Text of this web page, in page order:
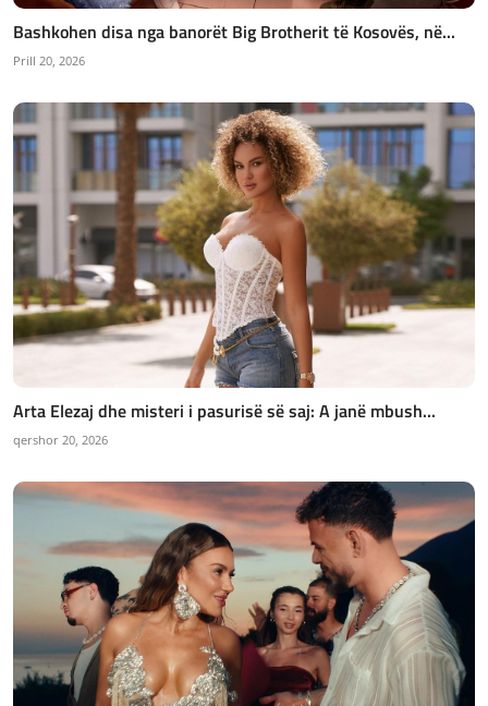
Bashkohen disa nga banorët Big Brotherit të Kosovës, në...
Prill 20, 2026
Arta Elezaj dhe misteri i pasurisë së saj: A janë mbush...
qershor 20, 2026